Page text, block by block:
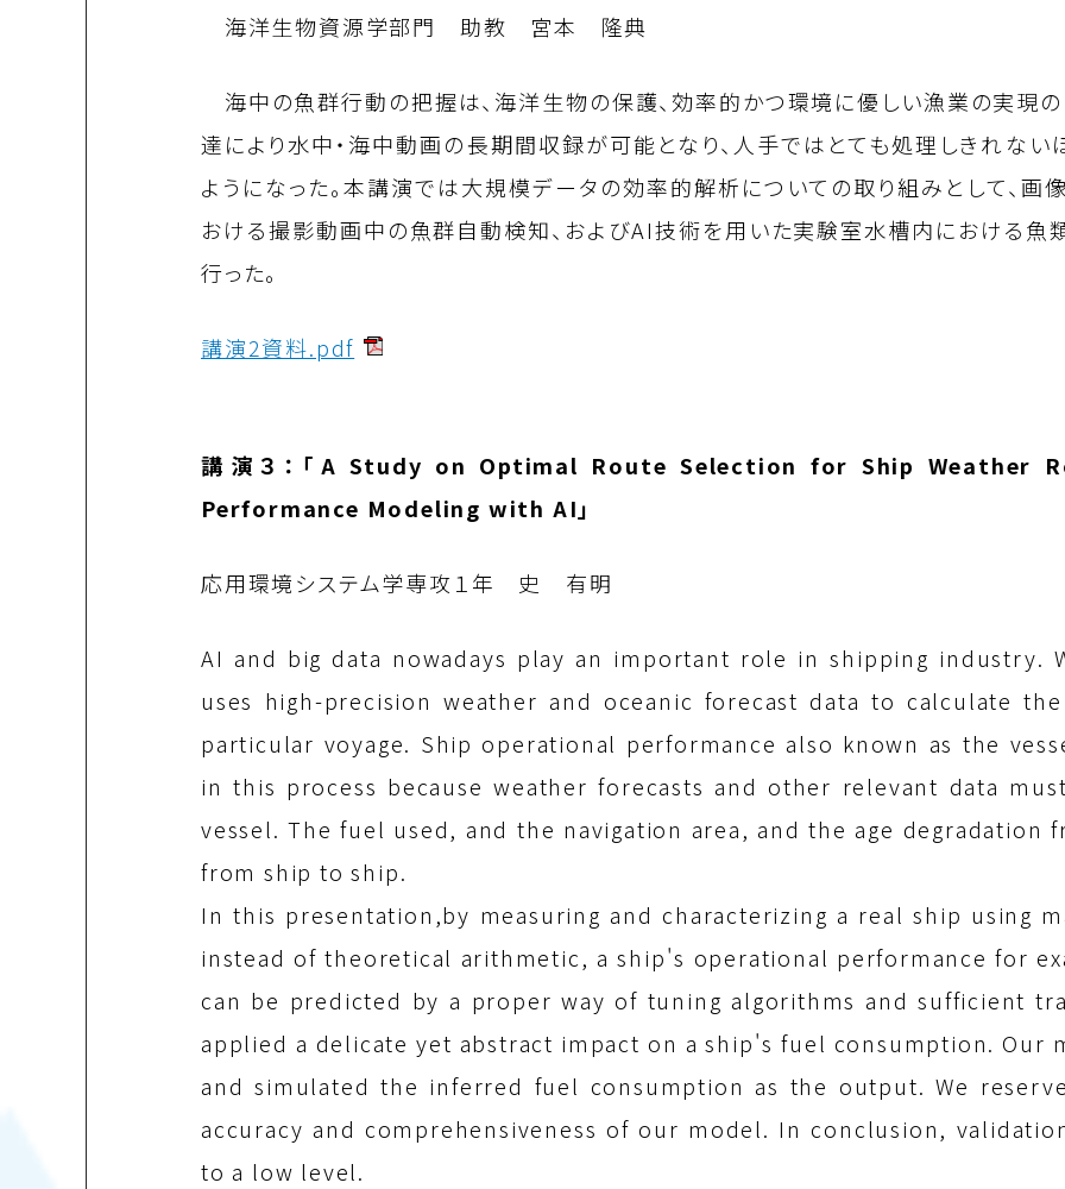
海洋生物資源学部門 助教 宮本 隆典
海中の魚群行動の把握は、海洋生物の保護、効率的かつ環境に優しい漁業の実現
達により水中・海中動画の長期間収録が可能となり、人手ではとても処理しきれな
ようになった。本講演では大規模データの効率的解析についての取り組みとして、
おける撮影動画中の魚群自動検知、およびAI技術を用いた実験室水槽内における
行った。
講演2資料.pdf
講演３：「A Study on Optimal Route Selection for Ship Weather
Performance Modeling with AI」
応用環境システム学専攻１年 史 有明
AI and big data nowadays play an important role in shipping industry.
uses high-precision weather and oceanic forecast data to calculate
particular voyage. Ship operational performance also known as the
in this process because weather forecasts and other relevant data
vessel. The fuel used, and the navigation area, and the age degradation
from ship to ship.
In this presentation,by measuring and characterizing a real ship using
instead of theoretical arithmetic, a ship's operational performance for
can be predicted by a proper way of tuning algorithms and sufficient
applied a delicate yet abstract impact on a ship's fuel consumption. Our
and simulated the inferred fuel consumption as the output. We
accuracy and comprehensiveness of our model. In conclusion,
to a low level.